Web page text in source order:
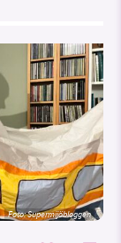
Foto: Supermijöbloggen